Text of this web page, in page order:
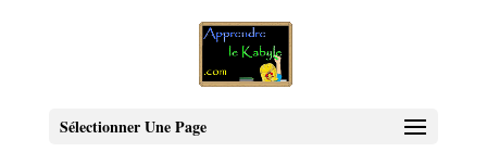
Sélectionner Une Page